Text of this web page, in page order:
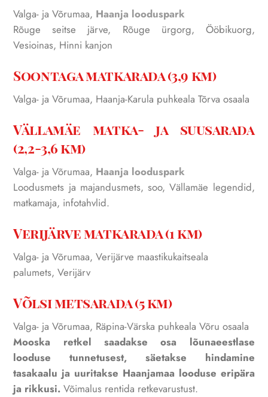
Valga- ja Võrumaa, Haanja looduspark
Rõuge seitse järve, Rõuge ürgorg, Ööbikuorg,
Vesioinas, Hinni kanjon
Soontaga matkarada (3,9 km)
Valga- ja Võrumaa, Haanja-Karula puhkeala Tõrva osaala
Vällamäe matka- ja suusarada
(2,2-3,6 km)
Valga- ja Võrumaa, Haanja looduspark
Loodusmets ja majandusmets, soo, Vällamäe legendid,
matkamaja, infotahvlid.
Verijärve matkarada (1 km)
Valga- ja Võrumaa, Verijärve maastikukaitseala
palumets, Verijärv
Võlsi metsarada (5 km)
Valga- ja Võrumaa, Räpina-Värska puhkeala Võru osaala
Mooska retkel saadakse osa lõunaeestlase
looduse tunnetusest, säetakse hindamine
tasakaalu ja uuritakse Haanjamaa looduse eripära
ja rikkusi. Võimalus rentida retkevarustust.